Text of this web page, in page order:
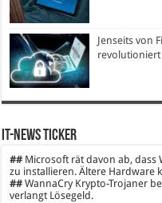
Jenseits von
revolutioniert
IT-News Ticker
## Microsoft rät davon ab, dass
zu installieren. Ältere Hardware
## WannaCry Krypto-Trojaner
verlangt Lösegeld.